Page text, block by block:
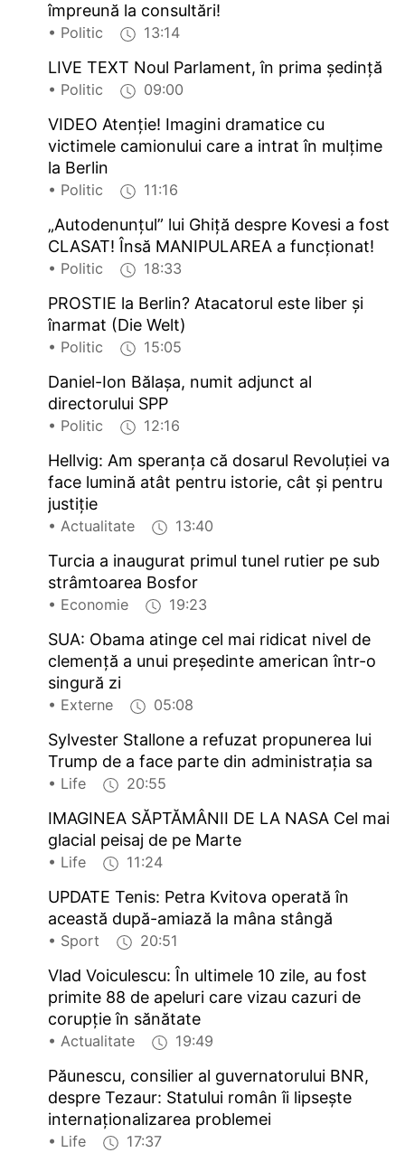
împreună la consultări!
• Politic 13:14
LIVE TEXT Noul Parlament, în prima şedinţă
• Politic 09:00
VIDEO Atenție! Imagini dramatice cu
victimele camionului care a intrat în mulțime
la Berlin
• Politic 11:16
„Autodenunțul” lui Ghiță despre Kovesi a fost
CLASAT! Însă MANIPULAREA a funcționat!
• Politic 18:33
PROSTIE la Berlin? Atacatorul este liber și
înarmat (Die Welt)
• Politic 15:05
Daniel-Ion Bălașa, numit adjunct al
directorului SPP
• Politic 12:16
Hellvig: Am speranța că dosarul Revoluției va
face lumină atât pentru istorie, cât și pentru
justiție
• Actualitate 13:40
Turcia a inaugurat primul tunel rutier pe sub
strâmtoarea Bosfor
• Economie 19:23
SUA: Obama atinge cel mai ridicat nivel de
clemență a unui președinte american într-o
singură zi
• Externe 05:08
Sylvester Stallone a refuzat propunerea lui
Trump de a face parte din administrația sa
• Life 20:55
IMAGINEA SĂPTĂMÂNII DE LA NASA Cel mai
glacial peisaj de pe Marte
• Life 11:24
UPDATE Tenis: Petra Kvitova operată în
această după-amiază la mâna stângă
• Sport 20:51
Vlad Voiculescu: În ultimele 10 zile, au fost
primite 88 de apeluri care vizau cazuri de
corupție în sănătate
• Actualitate 19:49
Păunescu, consilier al guvernatorului BNR,
despre Tezaur: Statului român îi lipsește
internaționalizarea problemei
• Life 17:37